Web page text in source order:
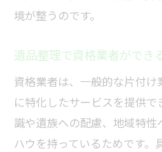
境が整うのです。
遺品整理で資格業者ができ
資格業者は、一般的な片付
に特化したサービスを提供
識や遺族への配慮、地域特
ハウを持っているためです。